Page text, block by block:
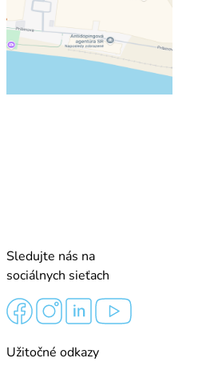
Sledujte nás na
sociálnych sieťach
Užitočné odkazy